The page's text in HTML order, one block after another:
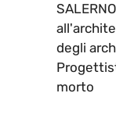
degli
morto